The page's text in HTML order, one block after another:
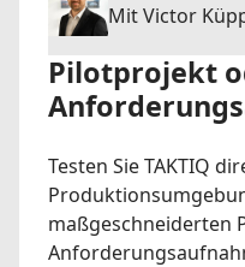
Mit Victor
Pilotprojekt
Testen Sie TAKTIQ
maßgeschneiderten